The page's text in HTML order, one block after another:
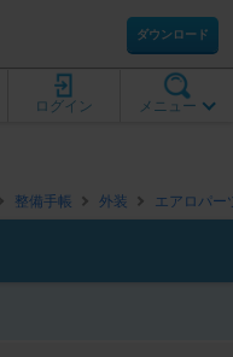
ダウンロード
メニュー
ログイン
整備手帳 外装 エアロパー